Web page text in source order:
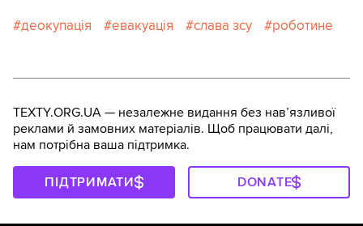
деокупація евакуація слава зсу роботине
TEXTY.ORG.UA — незалежне видання без навʼязливої
реклами й замовних матеріалів. Щоб працювати далі,
нам потрібна ваша підтримка.
ПІДТРИМАТИ DONATE